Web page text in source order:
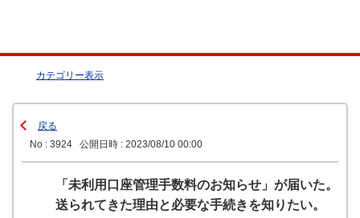
カテゴリー表示
戻る
No : 3924
公開日時 : 2023/08/10 00:00
「未利用口座管理手数料のお知らせ」が届いた。
送られてきた理由と必要な手続きを知りたい。